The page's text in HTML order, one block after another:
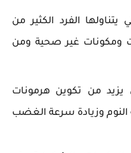
الفرد الكثير من
ومكونات غير صحية ومن
يزيد من تكوين هرمونات
النوم وزيادة سرعة الغضب